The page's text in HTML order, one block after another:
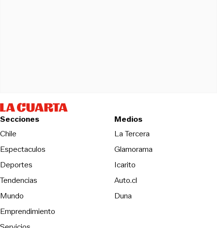
Secciones
Chile
Espectaculos
Deportes
Tendencias
Mundo
Emprendimiento
Medios
La TerceraOpens in new
Glamorama
Icarito
Auto.cl
DunaOpens in new window